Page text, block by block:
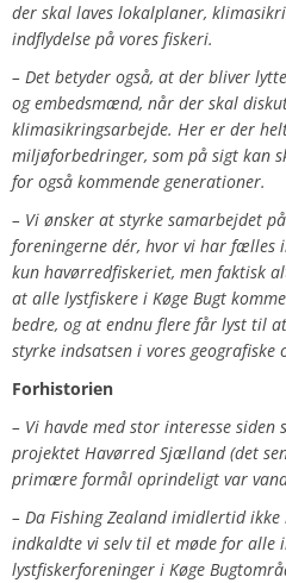
der skal laves lokalplaner,
indflydelse på vores fiskeri.
– Det betyder også, at der bliver
og embedsmænd, når der skal
klimasikringsarbejde. Her er der
miljøforbedringer, som på sigt kan
for også kommende generationer.
– Vi ønsker at styrke samarbejdet
foreningerne dér, hvor vi har fælles
kun havørredfiskeriet, men faktisk
at alle lystfiskere i Køge Bugt
bedre, og at endnu flere får lyst til
styrke indsatsen i vores geografiske
Forhistorien
– Vi havde med stor interesse
projektet Havørred Sjælland (det
primære formål oprindeligt var
– Da Fishing Zealand imidlertid
indkaldte vi selv til et møde for alle
lystfiskerforeninger i Køge